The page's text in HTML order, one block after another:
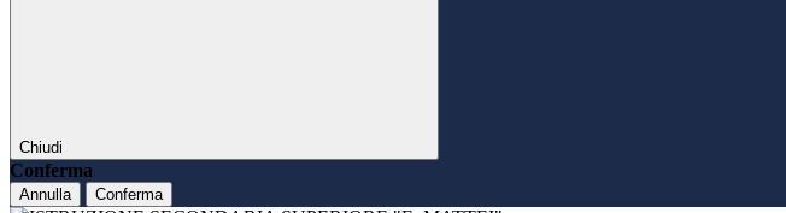
Chiudi
Conferma
Annulla Conferma